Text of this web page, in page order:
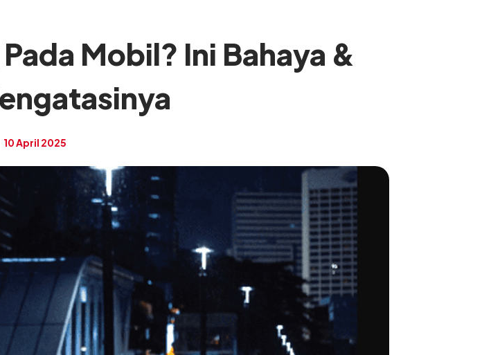
Mobil? Ini Bahaya &
10 April 2025